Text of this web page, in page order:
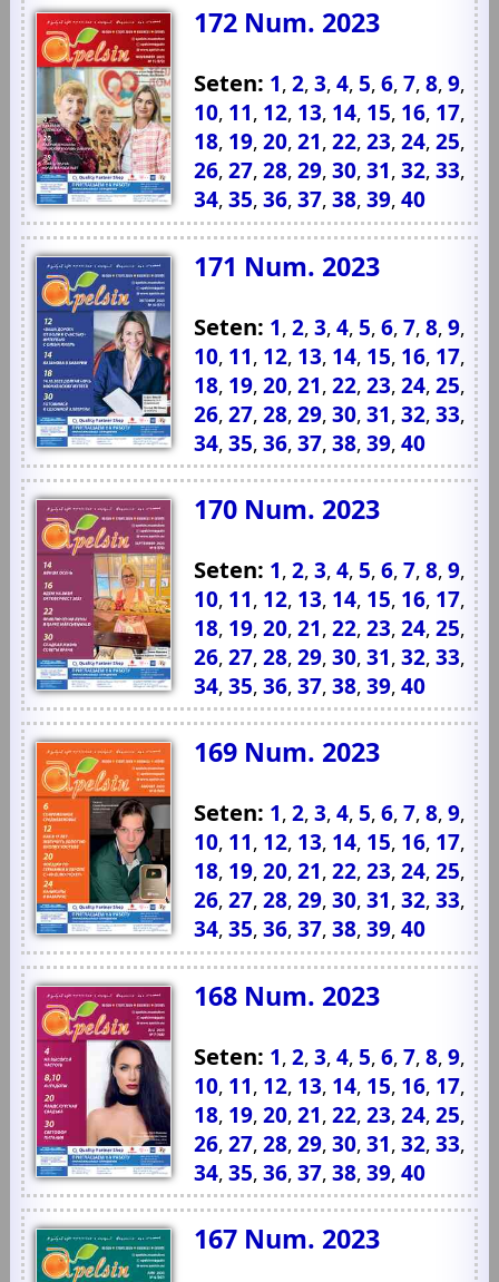
172 Num. 2023
Seten: 1,2,3,4, 5,6,7,8,9,
10, 11, 12, 13, 14, 15, 16, 17,
18, 19,20,21,22,23,24,25,
26,27,28,29,30,31,32,33,
34,35,36,37,38,39,40
171 Num. 2023
Seten: 1,2,3,4, 5,6,7,8,9,
10, 11, 12, 13, 14, 15, 16, 17,
18, 19,20,21,22,23,24,25,
26,27,28,29,30,31,32,33,
34,35,36,37,38,39,40
170 Num. 2023
Seten: 1,2,3,4, 5,6,7,8,9,
10, 11, 12, 13, 14, 15, 16, 17,
18, 19,20,21,22,23,24,25,
26,27,28,29,30,31,32,33,
34,35,36,37,38,39,40
169 Num. 2023
Seten: 1,2,3,4, 5,6,7,8,9,
10, 11, 12, 13, 14, 15, 16, 17,
18, 19,20,21,22,23,24,25,
26,27,28,29,30,31,32,33,
34,35,36,37,38,39,40
168 Num. 2023
Seten: 1,2,3,4, 5,6,7,8,9,
10, 11, 12, 13, 14, 15, 16, 17,
18, 19,20,21,22,23,24,25,
26,27,28,29,30,31,32,33,
34,35,36,37,38,39,40
167 Num. 2023